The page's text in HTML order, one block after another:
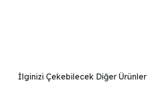
İlginizi Çekebilecek Diğer Ürünler